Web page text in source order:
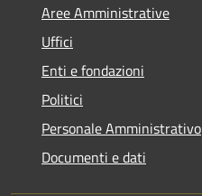
Aree Amministrative
Uffici
Enti e fondazioni
Politici
Personale Amministrativo
Documenti e dati